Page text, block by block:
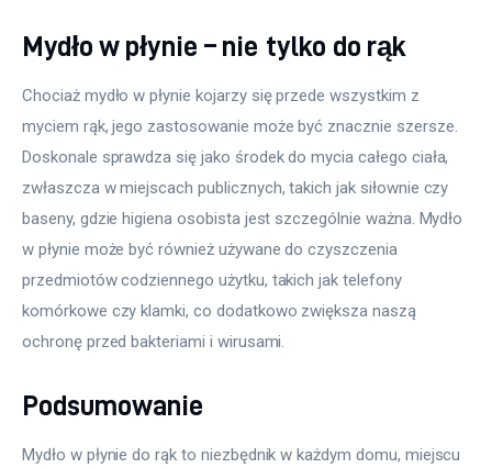
Mydło w płynie – nie tylko do rąk
Chociaż mydło w płynie kojarzy się przede wszystkim z
myciem rąk, jego zastosowanie może być znacznie szersze.
Doskonale sprawdza się jako środek do mycia całego ciała,
zwłaszcza w miejscach publicznych, takich jak siłownie czy
baseny, gdzie higiena osobista jest szczególnie ważna. Mydło
w płynie może być również używane do czyszczenia
przedmiotów codziennego użytku, takich jak telefony
komórkowe czy klamki, co dodatkowo zwiększa naszą
ochronę przed bakteriami i wirusami.
Podsumowanie
Mydło w płynie do rąk to niezbędnik w każdym domu, miejscu